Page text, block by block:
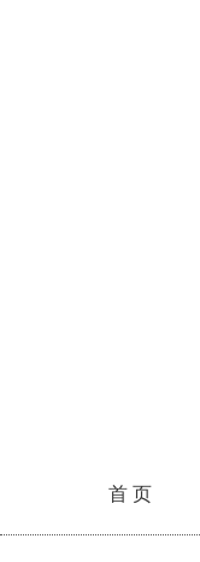
首 页